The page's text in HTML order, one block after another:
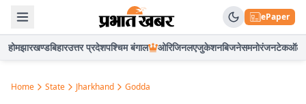
ePaper
होमझारखण्डबिहारउत्तर प्रदेशपश्चिम बंगाल ओरिजिनलएजुकेशनबिजनेसमनोरंजनटेकऑटो
Home State Jharkhand Godda